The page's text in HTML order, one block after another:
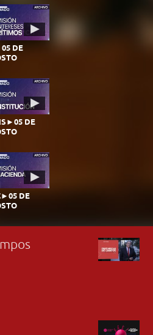
DE
DE
DE